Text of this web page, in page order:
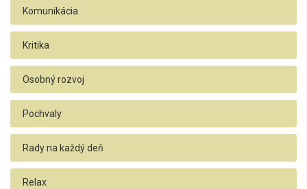
Komunikácia
Kritika
Osobný rozvoj
Pochvaly
Rady na každý deň
Relax